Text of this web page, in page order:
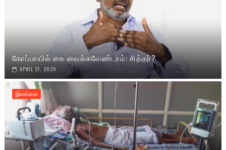
கோப்பாயில் கை வைக்கவேண்டாம்: சித்தர்?
APRIL 27, 2020
இலங்கை